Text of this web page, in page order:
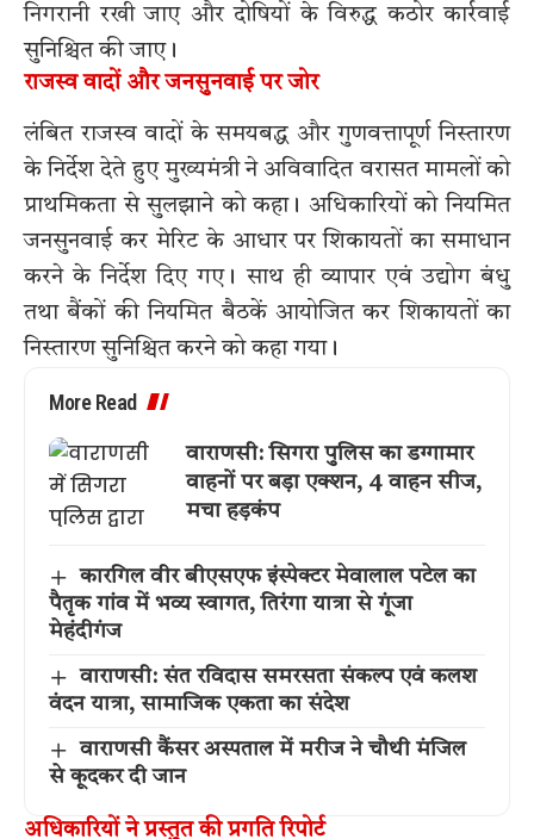
निगरानी रखी जाए और दोषियों के विरुद्ध कठोर कार्रवाई
सुनिश्चित की जाए।
राजस्व वादों और जनसुनवाई पर जोर
लंबित राजस्व वादों के समयबद्ध और गुणवत्तापूर्ण निस्तारण
के निर्देश देते हुए मुख्यमंत्री ने अविवादित वरासत मामलों को
प्राथमिकता से सुलझाने को कहा। अधिकारियों को नियमित
जनसुनवाई कर मेरिट के आधार पर शिकायतों का समाधान
करने के निर्देश दिए गए। साथ ही व्यापार एवं उद्योग बंधु
तथा बैंकों की नियमित बैठकें आयोजित कर शिकायतों का
निस्तारण सुनिश्चित करने को कहा गया।
More Read
वाराणसी: सिगरा पुलिस का डग्गामार
वाहनों पर बड़ा एक्शन, 4 वाहन सीज,
मचा हड़कंप
कारगिल वीर बीएसएफ इंस्पेक्टर मेवालाल पटेल का
पैतृक गांव में भव्य स्वागत, तिरंगा यात्रा से गूंजा
मेहंदीगंज
वाराणसी: संत रविदास समरसता संकल्प एवं कलश
वंदन यात्रा, सामाजिक एकता का संदेश
वाराणसी कैंसर अस्पताल में मरीज ने चौथी मंजिल
से कूदकर दी जान
अधिकारियों ने प्रस्तुत की प्रगति रिपोर्ट